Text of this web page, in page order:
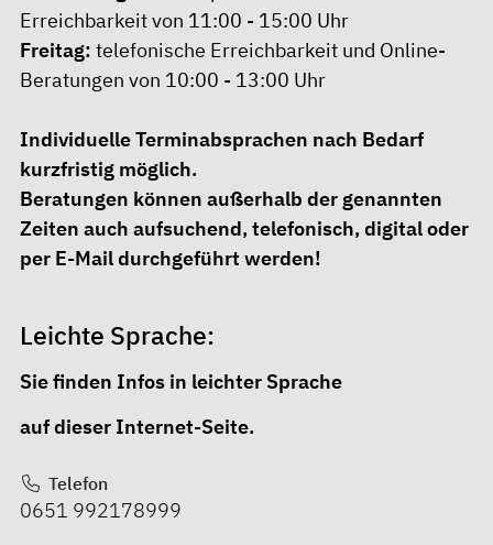
Erreichbarkeit von 11:00 - 15:00 Uhr
Freitag: telefonische Erreichbarkeit und Online-
Beratungen von 10:00 - 13:00 Uhr
Individuelle Terminabsprachen nach Bedarf
kurzfristig möglich.
Beratungen können außerhalb der genannten
Zeiten auch aufsuchend, telefonisch, digital oder
per E-Mail durchgeführt werden!
Leichte Sprache:
Sie finden Infos in leichter Sprache
auf dieser Internet-Seite.
Telefon
0651 992178999